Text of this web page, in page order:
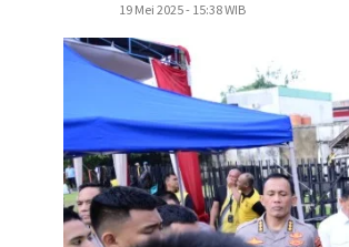
19 Mei 2025 - 15:38 WIB